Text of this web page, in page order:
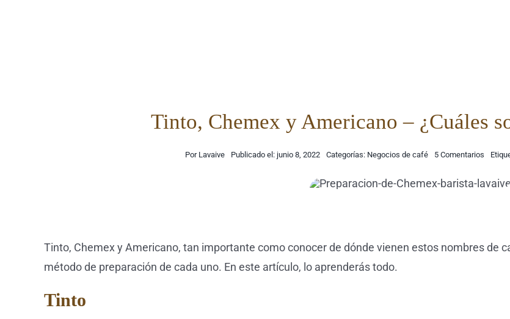
Tinto, Chemex y Americano – ¿Cuáles
Por Lavaive Publicado el: junio 8, 2022 Categorías: Negocios de café 5 Comentarios on
y
Tinto, Chemex y Americano, tan importante como conocer de dónde vienen estos nombres de
método de preparación de cada uno. En este artículo, lo aprenderás todo.
Tinto